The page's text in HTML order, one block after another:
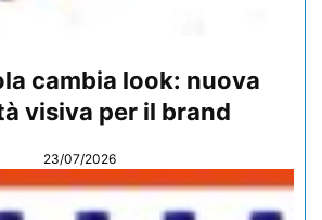
cambia look: nuova
visiva per il brand
23/07/2026